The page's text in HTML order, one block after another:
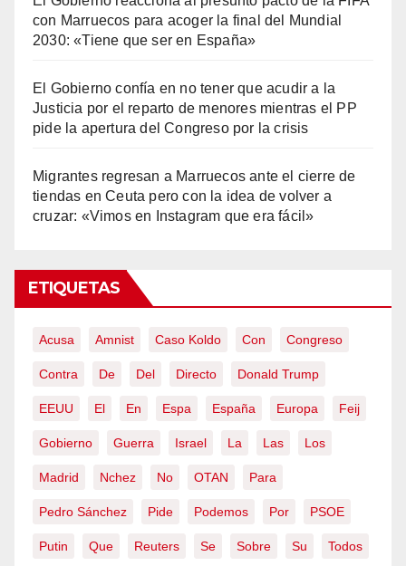
con Marruecos para acoger la final del Mundial
2030: «Tiene que ser en España»
El Gobierno confía en no tener que acudir a la
Justicia por el reparto de menores mientras el PP
pide la apertura del Congreso por la crisis
Migrantes regresan a Marruecos ante el cierre de
tiendas en Ceuta pero con la idea de volver a
cruzar: «Vimos en Instagram que era fácil»
ETIQUETAS
Acusa Amnist Caso Koldo Con Congreso
Contra De Del Directo Donald Trump
EEUU El En Espa España Europa Feij
Gobierno Guerra Israel La Las Los
Madrid Nchez No OTAN Para
Pedro Sánchez Pide Podemos Por PSOE
Putin Que Reuters Se Sobre Su Todos